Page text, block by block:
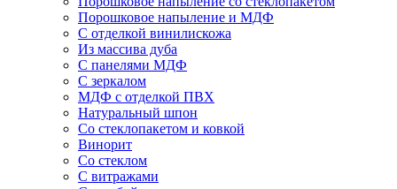
Порошковое напыление и МДФ
С отделкой винилискожа
Из массива дуба
С панелями МДФ
С зеркалом
МДФ с отделкой ПВХ
Натуральный шпон
Со стеклопакетом и ковкой
Винорит
Со стеклом
С витражами